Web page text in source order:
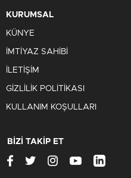
KURUMSAL
KÜNYE
İMTİYAZ SAHİBİ
İLETİŞİM
GİZLİLİK POLİTİKASI
KULLANIM KOŞULLARI
BİZİ TAKİP ET